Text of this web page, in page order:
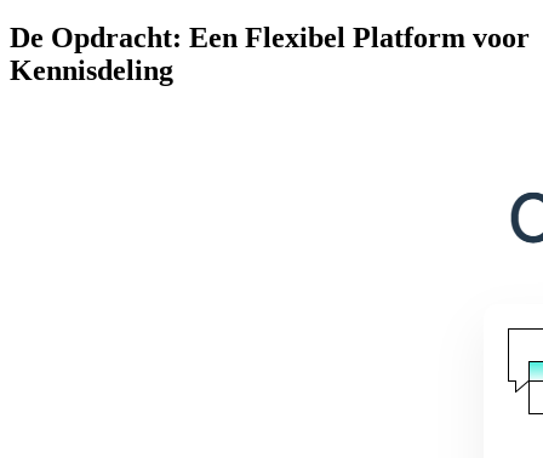
De Opdracht: Een Flexibel Platform voor
Kennisdeling